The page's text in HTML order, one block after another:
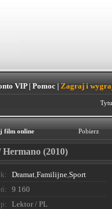
VIP| Pomoc| Zagraj i
film online Pobierz
(2010)
Dramat,Familijne,Sport
9 160
Lektor / PL